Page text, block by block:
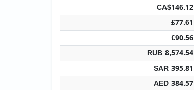
CA$146.12
£77.61
€90.56
RUB 8,574.54
SAR 395.81
AED 384.57